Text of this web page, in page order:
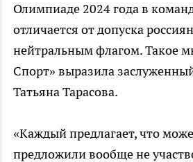
Олимпиаде 2024 года в
отличается от допуска
нейтральным флагом. Такое
Спорт» выразила
Татьяна Тарасова.
«Каждый предлагает, что
предложили вообще не